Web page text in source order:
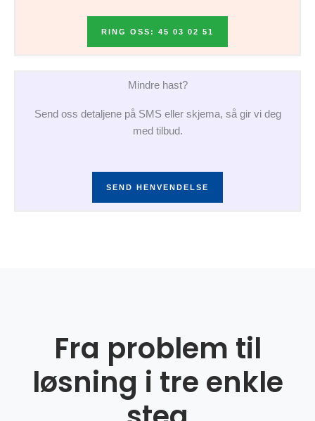
RING OSS: 45 03 02 51
Mindre hast?
Send oss detaljene på SMS eller skjema, så gir vi deg
med tilbud.
SEND HENVENDELSE
Fra problem til
løsning i tre enkle